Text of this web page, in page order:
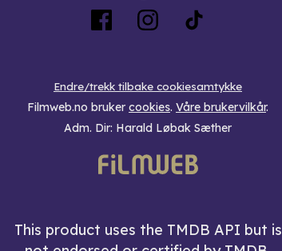
Endre/trekk tilbake cookiesamtykke
Filmweb.no bruker cookies. Våre brukervilkår.
Adm. Dir: Harald Løbak Sæther
This product uses the TMDB API but is